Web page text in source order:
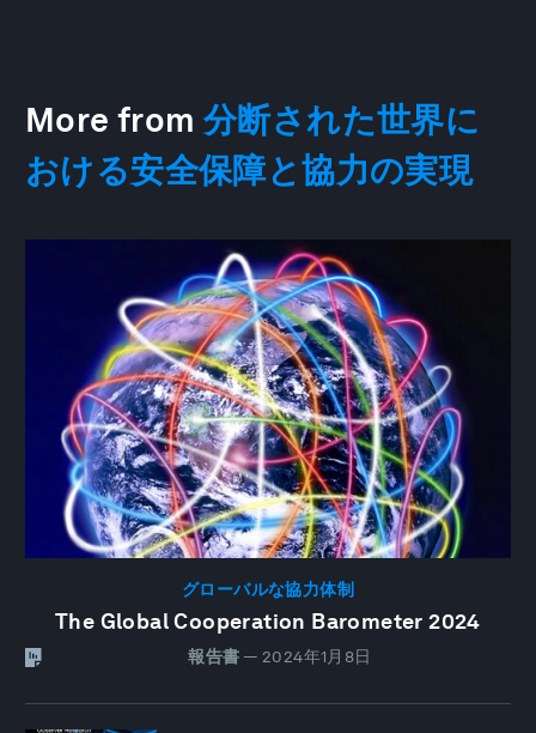
More from 分断された世界に
おける安全保障と協力の実現
グローバルな協力体制
The Global Cooperation Barometer 2024
報告書 — 2024年1月8日